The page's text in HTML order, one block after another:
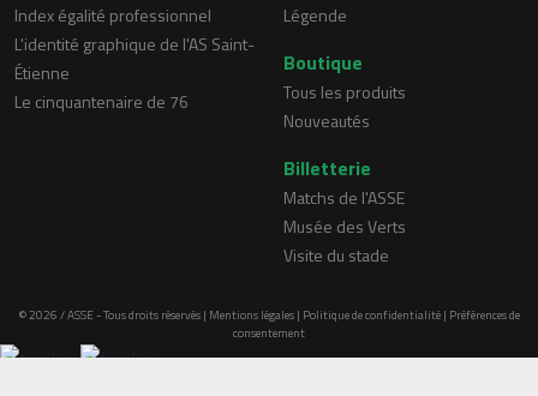
Index égalité professionnel
L'identité graphique de l'AS Saint-
Étienne
Le cinquantenaire de 76
Légende
Boutique
Tous les produits
Nouveautés
Billetterie
Matchs de l'ASSE
Musée des Verts
Visite du stade
© 2026 / ASSE - Tous droits réservés | Mentions légales| Politique de confidentialité| Préférences de
consentement